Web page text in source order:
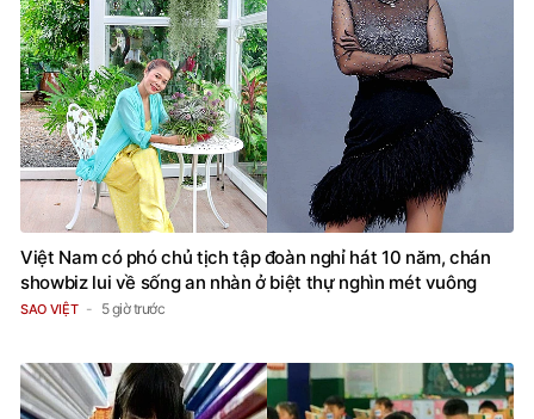
Việt Nam có phó chủ tịch tập đoàn nghỉ hát 10 năm, chán
showbiz lui về sống an nhàn ở biệt thự nghìn mét vuông
SAO VIỆT 5 giờ trước